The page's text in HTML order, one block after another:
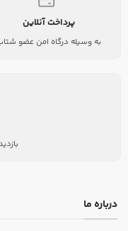
پرداخت آنلاین
به وسیله درگاه امن عضو
درباره ما